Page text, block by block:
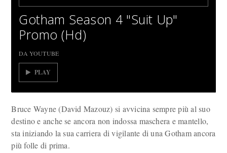
Gotham Season 4 "Suit Up"
Promo (Hd)
DA YOUTUBE
PLAY
Bruce Wayne (David Mazouz) si avvicina sempre più al suo
destino e anche se ancora non indossa maschera e mantello,
sta iniziando la sua carriera di vigilante di una Gotham ancora
più folle di prima.